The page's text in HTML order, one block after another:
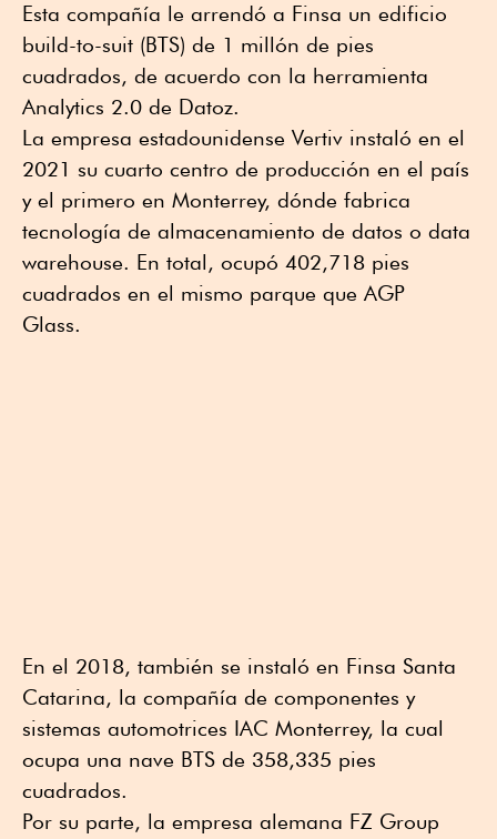
Esta compañía le arrendó a Finsa un edificio
build-to-suit (BTS) de 1 millón de pies
cuadrados, de acuerdo con la herramienta
Analytics 2.0 de Datoz.
La empresa estadounidense Vertiv instaló en el
2021 su cuarto centro de producción en el país
y el primero en Monterrey, dónde fabrica
tecnología de almacenamiento de datos o data
warehouse. En total, ocupó 402,718 pies
cuadrados en el mismo parque que AGP
Glass.
En el 2018, también se instaló en Finsa Santa
Catarina, la compañía de componentes y
sistemas automotrices IAC Monterrey, la cual
ocupa una nave BTS de 358,335 pies
cuadrados.
Por su parte, la empresa alemana FZ Group